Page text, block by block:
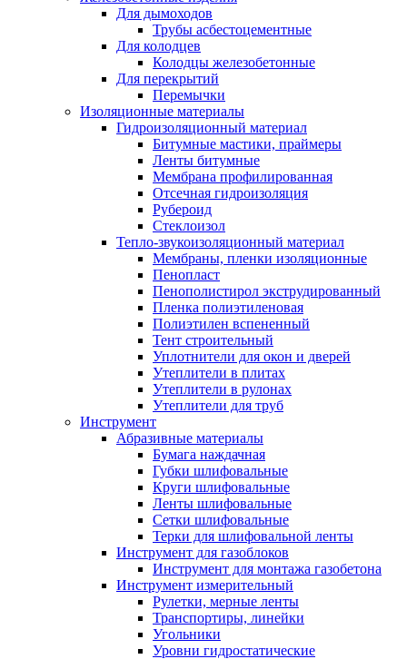
Для дымоходов
Трубы асбестоцементные
Для колодцев
Колодцы железобетонные
Для перекрытий
Перемычки
Изоляционные материалы
Гидроизоляционный материал
Битумные мастики, праймеры
Ленты битумные
Мембрана профилированная
Отсечная гидроизоляция
Рубероид
Стеклоизол
Тепло-звукоизоляционный материал
Мембраны, пленки изоляционные
Пенопласт
Пенополистирол экструдированный
Пленка полиэтиленовая
Полиэтилен вспененный
Тент строительный
Уплотнители для окон и дверей
Утеплители в плитах
Утеплители в рулонах
Утеплители для труб
Инструмент
Абразивные материалы
Бумага наждачная
Губки шлифовальные
Круги шлифовальные
Ленты шлифовальные
Сетки шлифовальные
Терки для шлифовальной ленты
Инструмент для газоблоков
Инструмент для монтажа газобетона
Инструмент измерительный
Рулетки, мерные ленты
Транспортиры, линейки
Угольники
Уровни гидростатические